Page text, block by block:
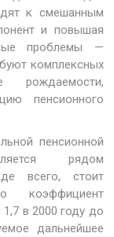
к смешанным
и повышая
проблемы —
комплексных
рождаемости,
пенсионного
пенсионной
рядом
всего, стоит
коэффициент
в 2000 году до
дальнейшее